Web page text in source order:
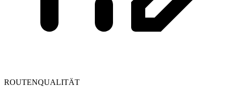
ROUTENQUALITÄT